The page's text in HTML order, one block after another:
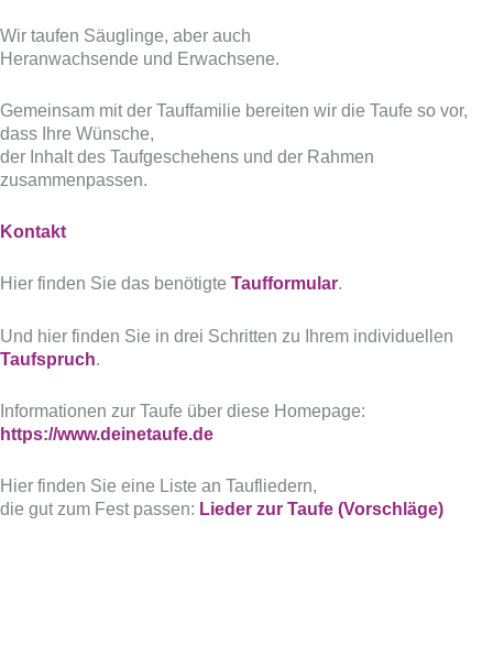
Wir taufen Säuglinge, aber auch
Heranwachsende und Erwachsene.
Gemeinsam mit der Tauffamilie bereiten wir die Taufe so vor,
dass Ihre Wünsche,
der Inhalt des Taufgeschehens und der Rahmen
zusammenpassen.
Kontakt
Hier finden Sie das benötigte Taufformular.
Und hier finden Sie in drei Schritten zu Ihrem individuellen
Taufspruch
Informationen zur Taufe über diese Homepage:
https://www.deinetaufe.de
Hier finden Sie eine Liste an Taufliedern,
die gut zum Fest passen: Lieder zur Taufe (Vorschläge)